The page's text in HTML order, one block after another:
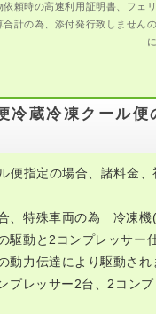
頼時の高速利用証明書、フェ
計の為、添付発行致しません
冷蔵冷凍クール便
便指定の場合、諸料金、
、特殊車両の為 冷凍機
駆動と2コンプレッサー
動力伝達により駆動され
プレッサー2台、2コン